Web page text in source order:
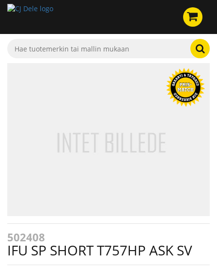
502408
IFU SP SHORT T757HP ASK SV